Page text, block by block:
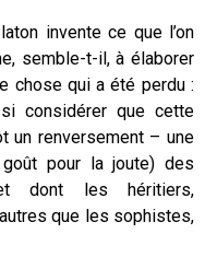
invente ce que l’on
semble-t-il, à élaborer
chose qui a été perdu :
considérer que cette
un renversement – une
pour la joute) des
dont les héritiers,
que les sophistes,